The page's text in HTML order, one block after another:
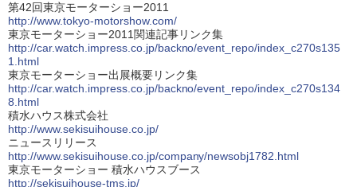
第42回東京モーターショー2011
http://www.tokyo-motorshow.com/
東京モーターショー2011関連記事リンク集
http://car.watch.impress.co.jp/backno/event_repo/index_c270s135
1.html
東京モーターショー出展概要リンク集
http://car.watch.impress.co.jp/backno/event_repo/index_c270s134
8.html
積水ハウス株式会社
http://www.sekisuihouse.co.jp/
ニュースリリース
http://www.sekisuihouse.co.jp/company/newsobj1782.html
東京モーターショー 積水ハウスブース
http://sekisuihouse-tms.jp/